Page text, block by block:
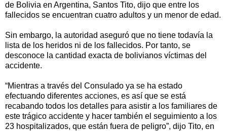
de Bolivia en Argentina, Santos Tito, dijo que entre los
fallecidos se encuentran cuatro adultos y un menor de edad.
Sin embargo, la autoridad aseguró que no tiene todavía la
lista de los heridos ni de los fallecidos. Por tanto, se
desconoce la cantidad exacta de bolivianos víctimas del
accidente.
“Mientras a través del Consulado ya se ha estado
efectuando diferentes acciones, es así que se está
recabando todos los detalles para asistir a los familiares de
este trágico accidente y hacer también el seguimiento a los
23 hospitalizados, que están fuera de peligro”, dijo Tito, en